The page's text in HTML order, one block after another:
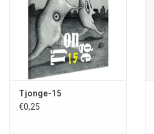
Tjonge-15
€0,25